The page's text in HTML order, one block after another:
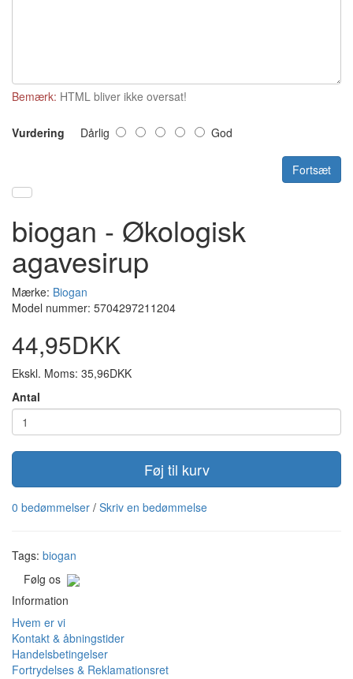
Bemærk: HTML bliver ikke oversat!
Vurdering Dårlig God
Fortsæt
biogan - Økologisk
agavesirup
Mærke: Biogan
Model nummer: 5704297211204
44,95DKK
Ekskl. Moms: 35,96DKK
Antal
Føj til kurv
0 bedømmelser / Skriv en bedømmelse
Tags: biogan
Følg os
Information
Hvem er vi
Kontakt & åbningstider
Handelsbetingelser
Fortrydelses & Reklamationsret